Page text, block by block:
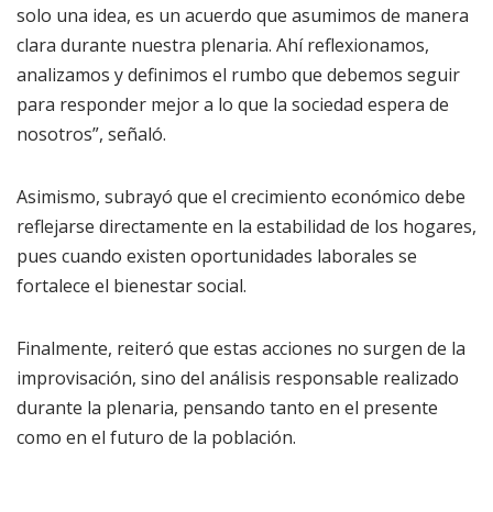
solo una idea, es un acuerdo que asumimos de manera
clara durante nuestra plenaria. Ahí reflexionamos,
analizamos y definimos el rumbo que debemos seguir
para responder mejor a lo que la sociedad espera de
nosotros”, señaló.
Asimismo, subrayó que el crecimiento económico debe
reflejarse directamente en la estabilidad de los hogares,
pues cuando existen oportunidades laborales se
fortalece el bienestar social.
Finalmente, reiteró que estas acciones no surgen de la
improvisación, sino del análisis responsable realizado
durante la plenaria, pensando tanto en el presente
como en el futuro de la población.